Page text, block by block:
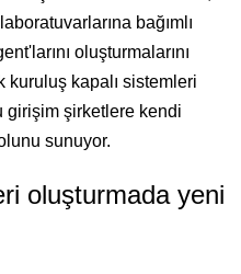
bağımlı
oluşturmalarını
kuruluş kapalı sistemleri
girişim şirketlere kendi
sunuyor.
oluşturmada yeni